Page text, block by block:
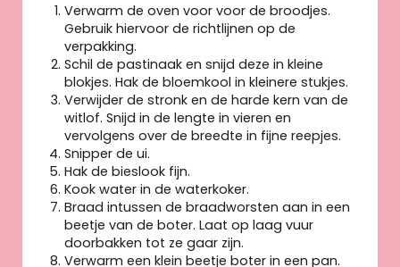
Verwarm de oven voor voor de broodjes.
Gebruik hiervoor de richtlijnen op de
verpakking.
Schil de pastinaak en snijd deze in kleine
blokjes. Hak de bloemkool in kleinere stukjes.
Verwijder de stronk en de harde kern van de
witlof. Snijd in de lengte in vieren en
vervolgens over de breedte in fijne reepjes.
Snipper de ui.
Hak de bieslook fijn.
Kook water in de waterkoker.
Braad intussen de braadworsten aan in een
beetje van de boter. Laat op laag vuur
doorbakken tot ze gaar zijn.
Verwarm een klein beetje boter in een pan.